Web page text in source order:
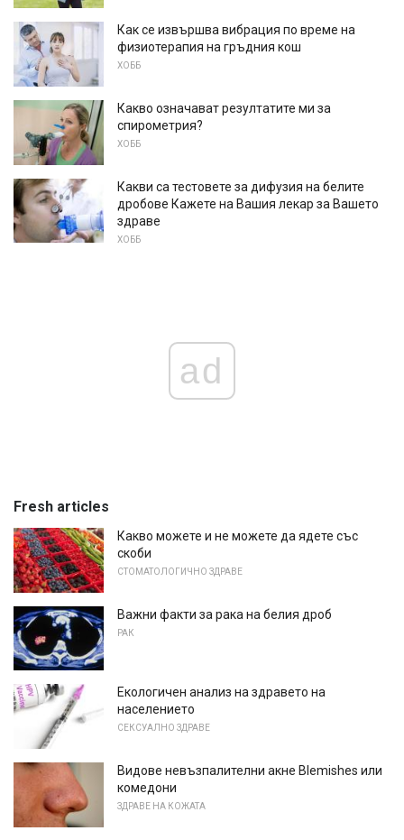
Как се извършва вибрация по време на
физиотерапия на гръдния кош
ХОББ
Какво означават резултатите ми за
спирометрия?
ХОББ
Какви са тестовете за дифузия на белите
дробове Кажете на Вашия лекар за Вашето
здраве
ХОББ
ad
Fresh articles
Какво можете и не можете да ядете със
скоби
СТОМАТОЛОГИЧНО ЗДРАВЕ
Важни факти за рака на белия дроб
РАК
Екологичен анализ на здравето на
населението
СЕКСУАЛНО ЗДРАВЕ
Видове невъзпалителни акне Blemishes или
комедони
ЗДРАВЕ НА КОЖАТА